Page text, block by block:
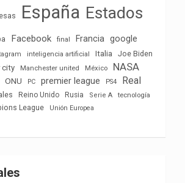
España Estados
Facebook final Francia google
inteligencia artificial Italia Joe Biden
city Manchester united México NASA
ONU PC premier league PS4
Real
Reino Unido Rusia Serie A
tecnología
League Unión Europea